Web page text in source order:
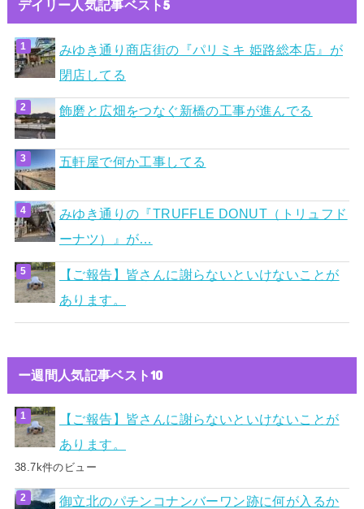
デイリー人気記事ベスト5
みゆき通り商店街の『パリミキ 姫路総本店』が
閉店してる
飾磨と広畑をつなぐ新橋の工事が進んでる
五軒屋で何か工事してる
みゆき通りの『TRUFFLE DONUT（トリュフド
ーナツ）』が…
【ご報告】皆さんに謝らないといけないことが
あります。
ー週間人気記事ベスト10
【ご報告】皆さんに謝らないといけないことが
あります。
38.7k件のビュー
御立北のパチンコナンバーワン跡に何が入るか